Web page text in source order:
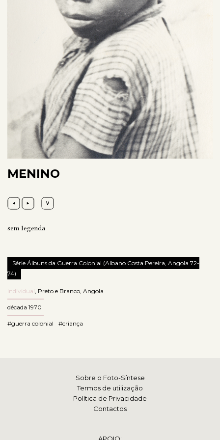
MENINO
sem legenda
Série Álbuns da Guerra Colonial (Albano Costa Pereira, Angola 72-
74)
Individual, Preto e Branco, Angola
década 1970
#guerra colonial #criança
Sobre o Foto-Síntese
Termos de utilização
Política de Privacidade
Contactos